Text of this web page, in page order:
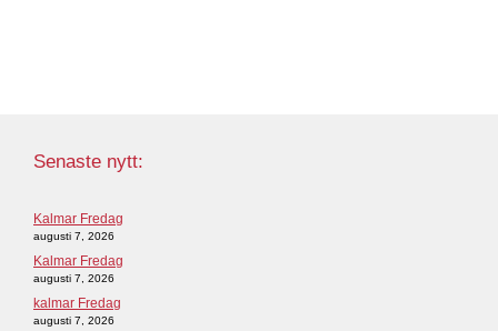
Senaste nytt:
Kalmar Fredag
augusti 7, 2026
Kalmar Fredag
augusti 7, 2026
kalmar Fredag
augusti 7, 2026